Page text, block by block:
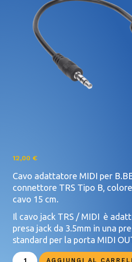
12,00 €
Cavo adattatore MIDI per
connettore TRS Tipo B,
cavo 15 cm.
Il cavo jack TRS / MIDI è
presa jack da 3.5mm in una
standard per la porta MIDI
AGGIUNGI AL